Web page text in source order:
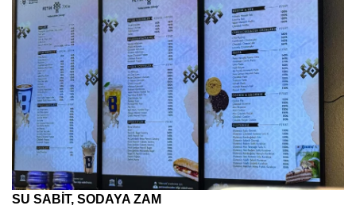
SU SABİT, SODAYA ZAM